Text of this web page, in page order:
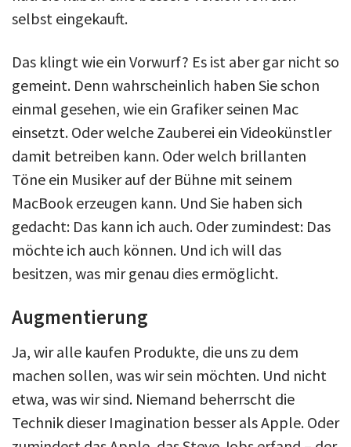
selbst eingekauft.
Das klingt wie ein Vorwurf? Es ist aber gar nicht so
gemeint. Denn wahrscheinlich haben Sie schon
einmal gesehen, wie ein Grafiker seinen Mac
einsetzt. Oder welche Zauberei ein Videokünstler
damit betreiben kann. Oder welch brillanten
Töne ein Musiker auf der Bühne mit seinem
MacBook erzeugen kann. Und Sie haben sich
gedacht: Das kann ich auch. Oder zumindest: Das
möchte ich auch können. Und ich will das
besitzen, was mir genau dies ermöglicht.
Augmentierung
Ja, wir alle kaufen Produkte, die uns zu dem
machen sollen, was wir sein möchten. Und nicht
etwa, was wir sind. Niemand beherrscht die
Technik dieser Imagination besser als Apple. Oder